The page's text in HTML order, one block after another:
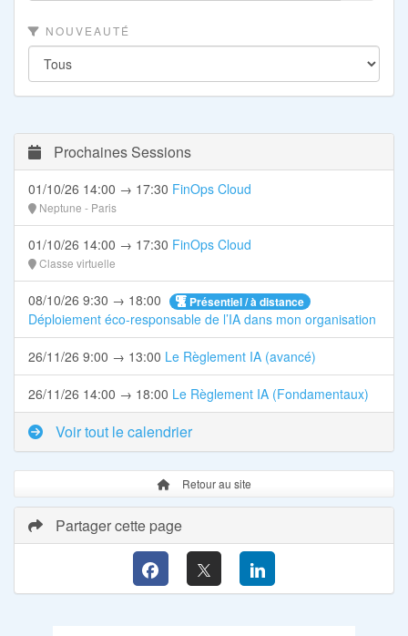
NOUVEAUTÉ
Prochaines Sessions
01/10/26 14:00 → 17:30 FinOps Cloud
Neptune - Paris
01/10/26 14:00 → 17:30 FinOps Cloud
Classe virtuelle
08/10/26 9:30 → 18:00 Présentiel / à distance
Déploiement éco-responsable de l’IA dans mon organisation
26/11/26 9:00 → 13:00 Le Règlement IA (avancé)
26/11/26 14:00 → 18:00 Le Règlement IA (Fondamentaux)
Voir tout le calendrier
Retour au site
Partager cette page